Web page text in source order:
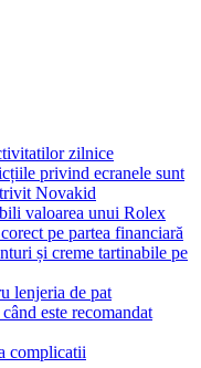
zilnice
privind ecranele sunt
Novakid
valoarea unui Rolex
pe partea financiară
și creme tartinabile pe
lenjeria de pat
este recomandat
complicatii